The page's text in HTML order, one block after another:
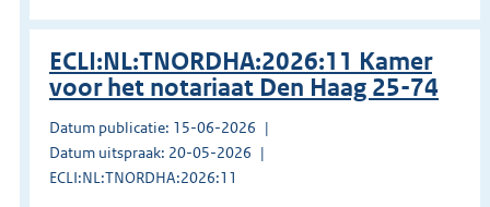
ECLI:NL:TNORDHA:2026:11 Kamer
voor het notariaat Den Haag 25-74
Datum publicatie: 15-06-2026
Datum uitspraak: 20-05-2026
ECLI:NL:TNORDHA:2026:11